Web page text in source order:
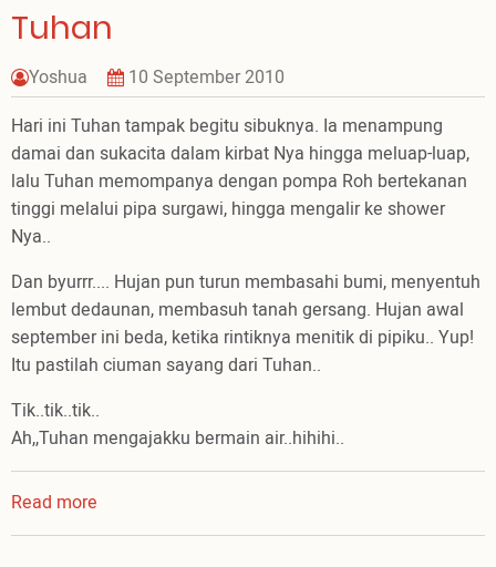
Tuhan
Yoshua
10 September 2010
Hari ini Tuhan tampak begitu sibuknya. Ia menampung
damai dan sukacita dalam kirbat Nya hingga meluap-luap,
lalu Tuhan memompanya dengan pompa Roh bertekanan
tinggi melalui pipa surgawi, hingga mengalir ke shower
Nya..
Dan byurrr.... Hujan pun turun membasahi bumi, menyentuh
lembut dedaunan, membasuh tanah gersang. Hujan awal
september ini beda, ketika rintiknya menitik di pipiku.. Yup!
Itu pastilah ciuman sayang dari Tuhan..
Tik..tik..tik..
Ah,,Tuhan mengajakku bermain air..hihihi..
Read more
Sensasi